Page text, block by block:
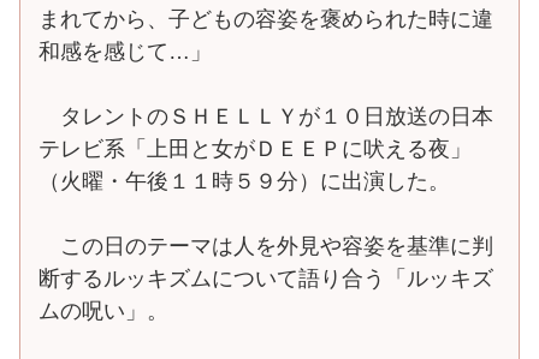
まれてから、子どもの容姿を褒められた時に違
和感を感じて…」
タレントのＳＨＥＬＬＹが１０日放送の日本
テレビ系「上田と女がＤＥＥＰに吠える夜」
（火曜・午後１１時５９分）に出演した。
この日のテーマは人を外見や容姿を基準に判
断するルッキズムについて語り合う「ルッキズ
ムの呪い」。